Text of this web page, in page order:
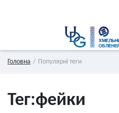
Головна Популярні теги
Тег:фейки